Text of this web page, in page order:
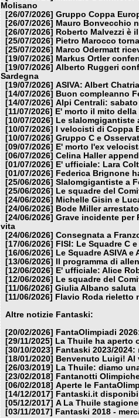
Molisano
[26/07/2026] Gruppo Coppa
[26/07/2026] Mauro Bonvecchio
[26/07/2026]
Roberto Malvezzi è
[25/07/2026]
Pietro Marocco
[25/07/2026] Marco Odermatt
[19/07/2026] Markus Ortler
[19/07/2026] Alberto Ruggeri
Sardegna
[19/07/2026] ASIVA: Albert
[14/07/2026]
Buon compleanno
[14/07/2026] Alpi Centrali:
[11/07/2026]
E' morto il mito
[10/07/2026]
Le
[10/07/2026]
I velocisti di Coppa
[10/07/2026] Gruppo C e
[09/07/2026]
E' morto l'ex
[06/07/2026] Celina Haller
[01/07/2026]
E' ufficiale: Lara
[01/07/2026]
Federica Brignone
[25/06/2026] Slalomgigantiste a
[25/06/2026]
Le squadre del
[24/06/2026] Michelle Gisin e
[24/06/2026]
Bode Miller
[24/06/2026] Grave incidente per
vita
[24/06/2026] Consegnata a
[17/06/2026]
FISI: Le Squadre C
[16/06/2026]
Le Squadre ASIVA
[13/06/2026]
Il programma di
[12/06/2026]
E' ufficiale: Alice
[12/06/2026]
Le squadre del
[11/06/2026] Giulia Albano saluta
[11/06/2026]
Flavio Roda rieletto
Altre notizie Fantaski:
[20/02/2026]
FantaOlimpiadi
[29/11/2025]
La Thuile ha aperto
[30/10/2023]
Fantaski 2023/
[18/01/2020]
Benvenuto Luigi! Al
[26/03/2019]
La Thuile: diamo
[23/02/2018]
Fantanotti
[06/02/2018] Aperte le
[14/12/2017]
Fantaski.it
[05/12/2017] A La Thuile
[03/11/2017]
Fantaski 2018 -